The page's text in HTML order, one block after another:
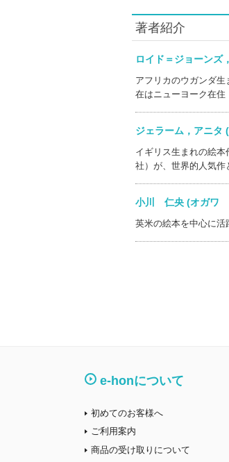
著者紹介
ロイド＝ジョーン
アフリカのウガンダ
在はニューヨーク在住
ジェラーム，アニ
イギリス生まれの絵
社）が、世界的人気作
小川 仁央 (オガ
英米の絵本を中心に活
e-honについて
初めてのお客様へ
ご利用案内
商品の受け取りについて